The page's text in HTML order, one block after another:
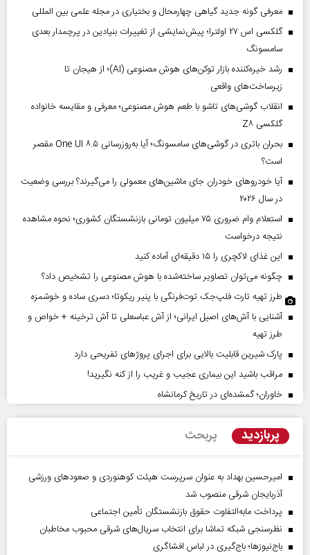
معرفی گونه جدید گیاهی چهارمحال و بختیاری در مجله علمی بین المللی
گلکسی اس ۲۷ اولترا؛ پیش‌نمایشی از تغییرات بنیادین در پرچمدار بعدی
سامسونگ
رشد خیره‌کننده بازار توکن‌های هوش مصنوعی (AI)؛ از هیجان تا
زیرساخت‌های واقعی
انقلاب گوشی‌های تاشو‌ با طعم هوش مصنوعی؛ معرفی و مقایسه خانواده
گلکسی Z۸
بحران باتری در گوشی‌های سامسونگ؛ آیا به‌روزرسانی One UI ۸.۵ مقصر
است؟
آیا خودروهای خودران جای ماشین‌های معمولی را می‌گیرند؟ بررسی وضعیت
در سال ۲۰۲۶
استعلام وام ضروری ۷۵ میلیون تومانی بازنشستگان کشوری؛ نحوه مشاهده
نتیجه درخواست
این غذای لاکچری را ۱۵ دقیقه‌ای آماده کنید
چگونه می‌توان تصاویر ساخته‌شده با هوش مصنوعی را تشخیص داد؟
طرز تهیه تارت فلپ‌جک توت‌فرنگی با پنیر ریکوتا؛ دسری ساده و خوشمزه
آشنایی با آش‌های اصیل ایرانی؛ از آش عباسعلی تا آش ترخینه + خواص و
طرز تهیه
پارک شیرین قابلیت‌ بالایی برای اجرای پروژهای تفریحی دارد
مراقب باشید این بیماری عجیب و غریب را از کنه نگیرید!
خاوران؛ گمشده‌ای در تاریخ کرمانشاه
پربازدید پربحث
امیرحسین بهداد به عنوان سرپرست هیئت کوهنوردی و صعودهای ورزشی
آذربایجان شرقی منصوب شد
پرداخت مابه‌التفاوت حقوق بازنشستگان تأمین اجتماعی
نظرسنجی شبکه تماشا برای انتخاب سریال‌های شرقی محبوب مخاطبان
باج‌نیوزها؛ باج‌گیری در لباس افشاگری